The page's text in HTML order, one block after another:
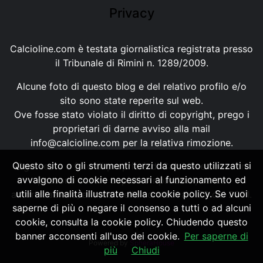
Privacy
Calcioline.com è testata giornalistica registrata presso
il Tribunale di Rimini n. 1289/2009.
Alcune foto di questo blog e del relativo profilo e/o
sito sono state reperite sul web.
Ove fosse stato violato il diritto di copyright, prego i
proprietari di darne avviso alla mail
info@calcioline.com per la relativa rimozione.
Ogni testo e foto di proprietà di Calcioline.com non
possono essere copiati o riprodotti, senza
autorizzazione, ai sensi della normativa n.29 del 2001.
Powered by SpheraHouse
Questo sito o gli strumenti terzi da questo utilizzati si
avvalgono di cookie necessari al funzionamento ed
utili alle finalità illustrate nella cookie policy. Se vuoi
saperne di più o negare il consenso a tutti o ad alcuni
cookie, consulta la cookie policy. Chiudendo questo
banner acconsenti all'uso dei cookie. Per saperne di
più
Chiudi